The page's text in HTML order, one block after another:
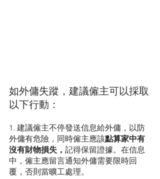
如外傭失蹤，建議僱主可以採取
以下行動：
1. 建議僱主不停發送信息給外傭，以防
外傭有危險，同時僱主應該點算家中有
沒有財物損失， 記得保留證據。在信息
中，僱主應留言通知外傭需要限時回
覆，否則當曠工處理。